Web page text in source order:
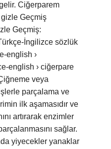
Ciğerparem
Geçmiş
Geçmiş:
İngilizce sözlük
english ›
english › ciğerpare
veya
parçalama ve
ilk aşamasıdır ve
artırarak enzimler
sağlar.
yiyecekler yanaklar